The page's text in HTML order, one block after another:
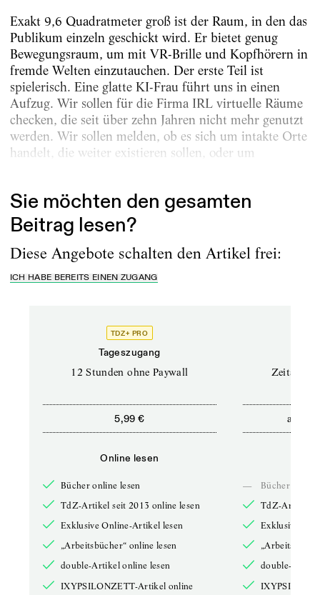
Exakt 9,6 Quadratmeter groß ist der Raum, in den das
Publikum einzeln geschickt wird. Er bietet genug
Bewegungsraum, um mit VR-Brille und Kopfhörern in
fremde Welten einzutauchen. Der erste Teil ist
spielerisch. Eine glatte KI-Frau führt uns in einen
Aufzug. Wir sollen für die Firma IRL virtuelle Räume
checken, die seit über zehn Jahren nicht mehr genutzt
werden. Wir sollen melden, ob es sich um intakte Orte
handelt, die weiter existieren sollen, oder um
Sie möchten den gesamten
Beitrag lesen?
Diese Angebote schalten den Artikel frei:
ICH HABE BEREITS EINEN ZUGANG
TDZ+ PRO
Tageszugang
12 Stunden ohne Paywall
5,99 €
Online lesen
Bücher online lesen
TdZ-Artikel seit 2013 online lesen
Exklusive Online-Artikel lesen
„Arbeitsbücher“ online lesen
double-Artikel online lesen
IXYPSILONZETT-Artikel online
ab
—
Bücher online
TdZ-Artikel
Exklusive
double-